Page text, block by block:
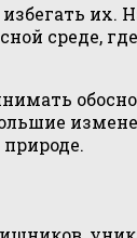
их.
среде,